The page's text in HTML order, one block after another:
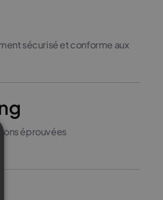
sécurisé et conforme aux
éprouvées